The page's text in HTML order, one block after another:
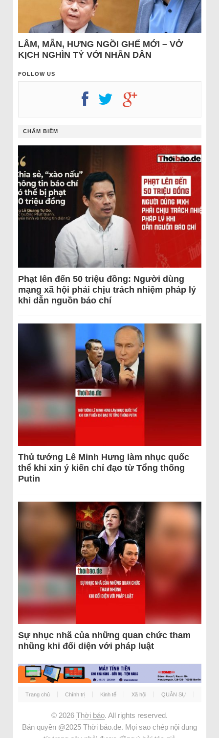
LÂM, MẪN, HƯNG NGỒI GHẾ MỚI – VỞ
KỊCH NGHÌN TỶ VỚI NHÂN DÂN
FOLLOW US
CHÂM BIẾM
Phạt lên đến 50 triệu đồng: Người dùng
mạng xã hội phải chịu trách nhiệm pháp lý
khi dẫn nguồn báo chí
Thủ tướng Lê Minh Hưng làm nhục quốc
thể khi xin ý kiến chỉ đạo từ Tổng thống
Putin
Sự nhục nhã của những quan chức tham
nhũng khi đối diện với pháp luật
Trang chủ Chính trị Kinh tế Xã hội QUÂN SỰ
© 2026 Thời báo. All rights reserved.
Bản quyền @2025 Thời báo.de. Mọi sao chép nội dung